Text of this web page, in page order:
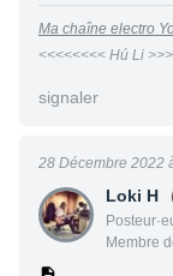
Ma chaîne electro
<<<<<<<< Hú Li
signaler
Loki H
Membre
28 Décembre 2022